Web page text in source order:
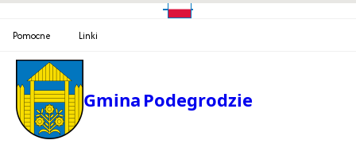
Pomocne Linki
Gmina Podegrodzie